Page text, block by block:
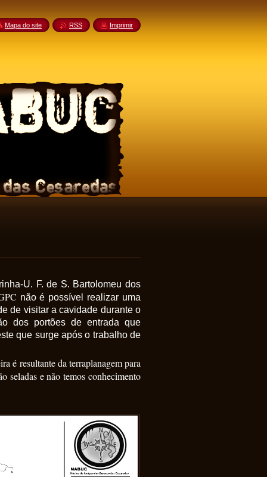
U. F. de S. Bartolomeu dos
não é possível realizar uma
de visitar a cavidade durante o
dos portões de entrada que
que surge após o trabalho de
é resultante da terraplanagem para
seladas e não temos conhecimento
Mapa do site RSS Imprimir